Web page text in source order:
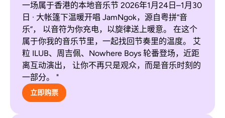
一场属于香港的本地音乐节 2026年1月24日–1月30
日 · 大帐篷下温暖开唱 JamNgok，源自粤拼“音
乐”， 以音符为你充电，以旋律送上暖意。 在这个
属于你我的音乐节里，一起找回节奏里的温度。 艾
粒 ILUB、周吉佩、Nowhere Boys 轮番登场，近距
离互动演出， 让你不再只是观众，而是音乐时刻的
一部分。 "
立即购票